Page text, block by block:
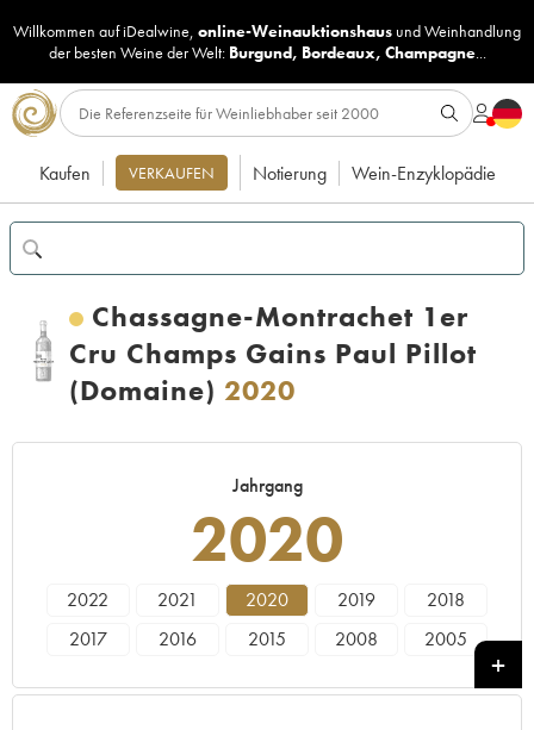
Willkommen auf iDealwine, online-Weinauktionshaus undWeinhandlung
der besten Weine der Welt: Burgund, Bordeaux, Champagne...
Kaufen VERKAUFEN Notierung Wein-Enzyklopädie
Chassagne-Montrachet 1er
Cru Champs Gains Paul Pillot
(Domaine) 2020
Jahrgang
2020
2022 2021 2020 2019
2018
2017
2016 2015 2008
2005